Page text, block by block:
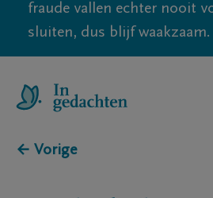
fraude vallen echter nooit
sluiten, dus blijf waakzaam.
← Vorige